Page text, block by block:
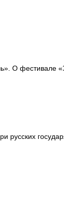
О фестивале